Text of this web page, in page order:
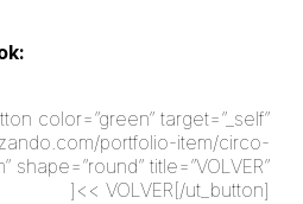
color=”green” target=”_self”
portfolio-item/circo-
shape=”round” title=”VOLVER”
]<< VOLVER[/ut_button]